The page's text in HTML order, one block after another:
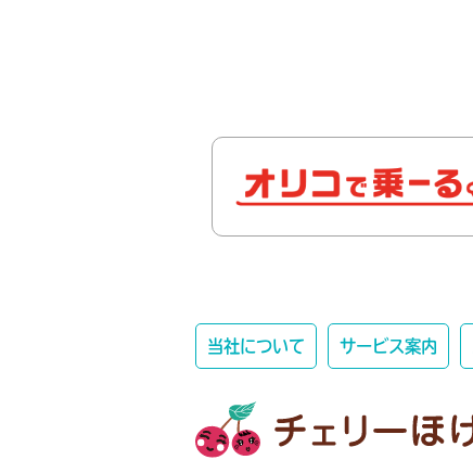
当社について サービス案内